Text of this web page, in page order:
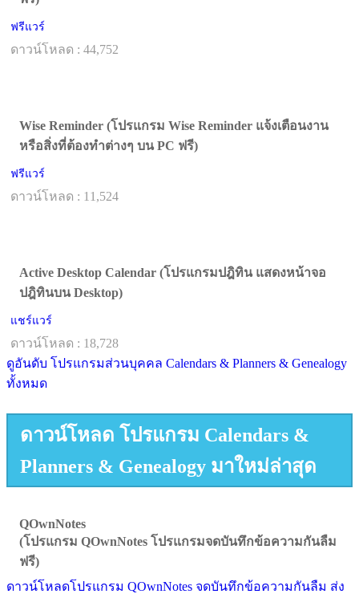
ฟรีแวร์
ดาวน์โหลด : 44,752
Wise Reminder (โปรแกรม Wise Reminder แจ้งเตือนงาน
หรือสิ่งที่ต้องทำต่างๆ บน PC ฟรี)
ฟรีแวร์
ดาวน์โหลด : 11,524
Active Desktop Calendar (โปรแกรมปฎิทิน แสดงหน้าจอ
ปฎิทินบน Desktop)
แชร์แวร์
ดาวน์โหลด : 18,728
ดูอันดับ โปรแกรมส่วนบุคคล Calendars & Planners & Genealogy
ทั้งหมด
ดาวน์โหลด โปรแกรม Calendars &
Planners & Genealogy มาใหม่ล่าสุด
QOwnNotes
(โปรแกรม QOwnNotes โปรแกรมจดบันทึกข้อความกันลืม
ฟรี)
ดาวน์โหลดโปรแกรม QOwnNotes จดบันทึกข้อความกันลืม ส่ง